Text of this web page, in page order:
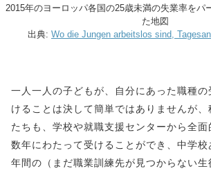
2015年のヨーロッパ各国の25歳未満の失業率をパ
た地図
出典: Wo die Jungen arbeitslos sind,
一人一人の子どもが、自分にあった職種の
けることは決して簡単ではありませんが
たちも、学校や就職支援センターから全
数年にわたって受けることができ、中学校
年間の（まだ職業訓練先が見つからない